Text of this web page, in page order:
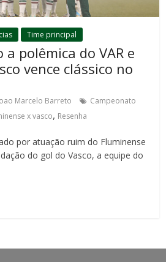
Time principal
polêmica do VAR e
vence clássico no
Marcelo Barreto
Campeonato
x vasco, Resenha
por atuação ruim do Fluminense
do gol do Vasco, a equipe do